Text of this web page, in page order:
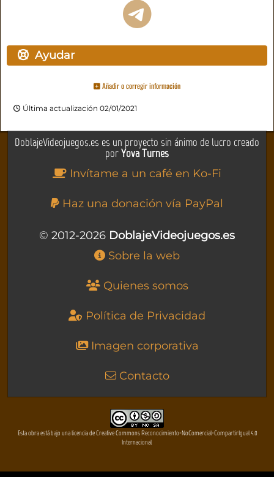
Ayudar
Añadir o corregir información
Última actualización 02/01/2021
DoblajeVideojuegos.es es un proyecto sin ánimo de lucro creado
porYova Turnes
Invítame a un café en Ko-Fi
Haz una donación vía PayPal
© 2012-2026 DoblajeVideojuegos.es
Sobre la web
Quienes somos
Política de Privacidad
Imagen corporativa
Contacto
Esta obra está bajo una licencia de Creative Commons Reconocimiento-NoComercial-CompartirIgual 4.0
Internacional